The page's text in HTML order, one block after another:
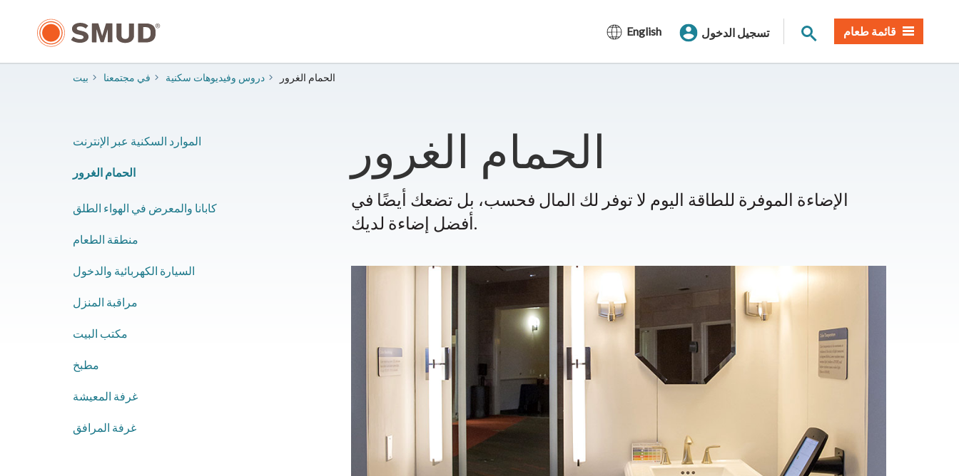
المحتوى
English تسجيل الدخول بحث الموقعقائمة طعام
بيت في مجتمعنا دروس وفيديوهات سكنية الحمام الغرور
الحمام الغرور
الإضاءة الموفرة للطاقة اليوم لا توفر لك المال فحسب، بل تضعك أيضًا في
أفضل إضاءة لديك.
الموارد السكنية عبر الإنترنت
الحمام الغرور
كابانا والمعرض في الهواء الطلق
منطقة الطعام
السيارة الكهربائية والدخول
مراقبة المنزل
مكتب البيت
مطبخ
غرفة المعيشة
غرفة المرافق